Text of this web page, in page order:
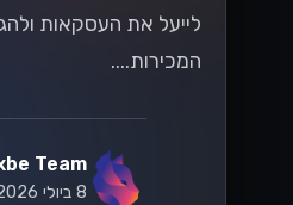
לייעל את העסקאות
המכירות....
Team
8 ביולי 2026